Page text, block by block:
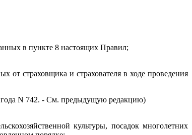
в пункте 8 настоящих Правил;
от страховщика и страхователя в ходе проведения
года N 742. - См. предыдущую редакцию)
культуры, посадок многолетних